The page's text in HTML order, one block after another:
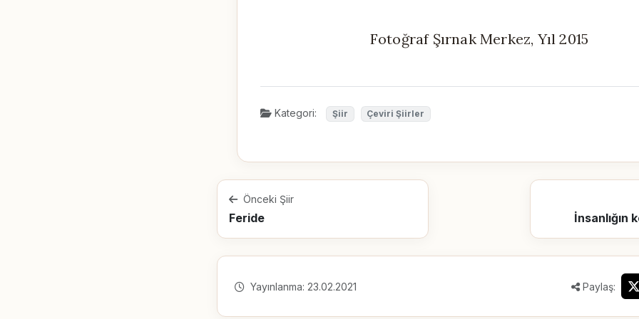
Fotoğraf Şırnak Merkez, Yıl 2015
Kategori: Şiir Çeviri Şiirler
Önceki Şiir
Feride İnsanlığın
Yayınlanma: 23.02.2021 Paylaş: